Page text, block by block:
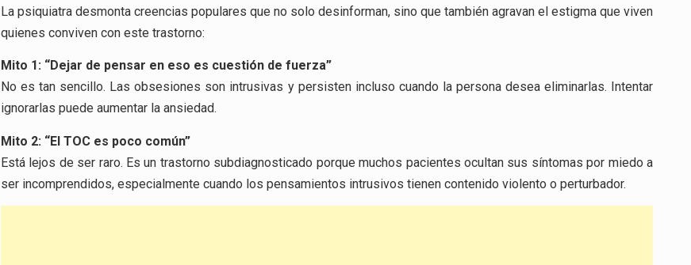
La psiquiatra desmonta creencias populares que no solo desinforman, sino que también agravan el estigma que viven
quienes conviven con este trastorno:
Mito 1: “Dejar de pensar en eso es cuestión de fuerza”
No es tan sencillo. Las obsesiones son intrusivas y persisten incluso cuando la persona desea eliminarlas. Intentar
ignorarlas puede aumentar la ansiedad.
Mito 2: “El TOC es poco común”
Está lejos de ser raro. Es un trastorno subdiagnosticado porque muchos pacientes ocultan sus síntomas por miedo a
ser incomprendidos, especialmente cuando los pensamientos intrusivos tienen contenido violento o perturbador.